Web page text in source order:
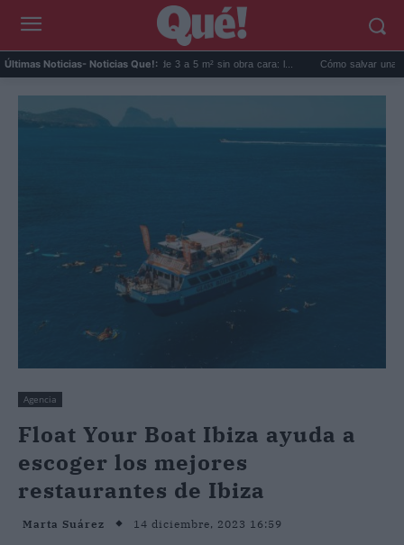
Últimas Noticias- Noticias Que!:
Reformar baño pequeño de 3 a 5 m² sin obra cara: l... Cómo salvar una planta
Agencia
Float Your Boat Ibiza ayuda a
escoger los mejores
restaurantes de Ibiza
Marta Suárez 14 diciembre, 2023 16:59